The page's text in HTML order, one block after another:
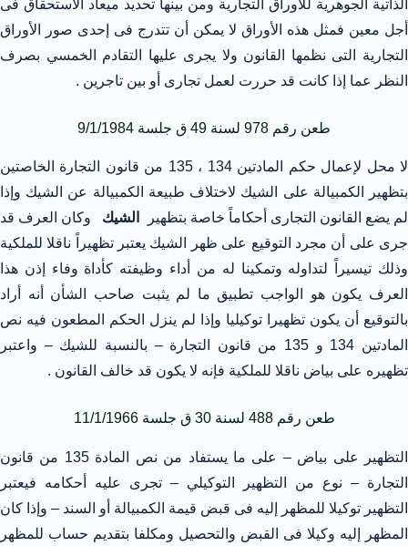
الذاتية الجوهرية للأوراق التجارية ومن بينها تحديد ميعاد الاستحقاق فى
أجل معين فمثل هذه الأوراق لا يمكن أن تتدرج فى إحدى صور الأوراق
التجارية التى نظمها القانون ولا يجرى عليها التقادم الخمسي بصرف
النظر عما إذا كانت قد حررت لعمل تجارى أو بين تاجرين .
طعن رقم 978 لسنة 49 ق جلسة 9/1/1984
لا محل لإعمال حكم المادتين 134 ، 135 من قانون التجارة الخاصتين
بتظهير الكمبيالة على الشيك لاختلاف طبيعة الكمبيالة عن الشيك وإذا
لم يضع القانون التجارى أحكاماً خاصة بتظهير
الشيك وكان العرف قد
جرى على أن مجرد التوقيع على ظهر الشيك يعتبر تظهيراً ناقلا للملكية
وذلك تيسيراً لتداوله وتمكينا له من أداء وظيفته كأداة وفاء إذن هذا
العرف يكون هو الواجب تطبيق ما لم يثبت صاحب الشأن أنه أراد
بالتوقيع أن يكون تظهيرا توكيليا وإذا لم ينزل الحكم المطعون فيه نص
المادتين 134 و 135 من قانون التجارة – بالنسبة للشيك – واعتبر
تظهيره على بياض ناقلا للملكية فإنه لا يكون قد خالف القانون .
طعن رقم 488 لسنة 30 ق جلسة 11/1/1966
التظهير على بياض – على ما يستفاد من نص المادة 135 من قانون
التجارة – نوع من التظهير التوكيلي – تجرى عليه أحكامه فيعتبر
التظهير توكيلا للمظهر إليه فى قبض قيمة الكمبيالة أو السند – وإذا كان
المظهر إليه وكيلا فى القبض والتحصيل ومكلفا بتقديم حساب للمظهر